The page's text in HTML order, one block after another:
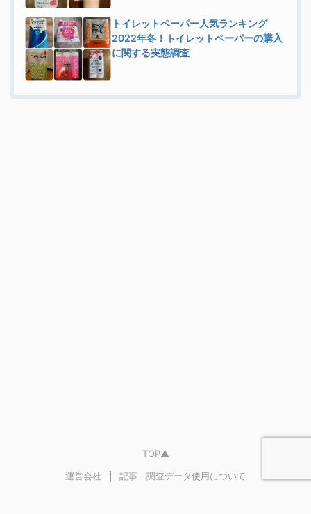
トイレットペーパー人気ランキング
2022年冬！トイレットペーパーの購入
に関する実態調査
TOP▲
運営会社
｜ 記事・調査データ使用について